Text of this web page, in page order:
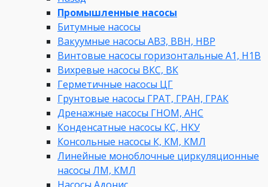
Промышленные насосы
Битумные насосы
Вакуумные насосы АВЗ, ВВН, НВР
Винтовые насосы горизонтальные А1, Н1В
Вихревые насосы ВКС, ВК
Герметичные насосы ЦГ
Грунтовые насосы ГРАТ, ГРАН, ГРАК
Дренажные насосы ГНОМ, АНС
Конденсатные насосы КС, НКУ
Консольные насосы К, КМ, КМЛ
Линейные моноблочные циркуляционные
насосы ЛМ, КМЛ